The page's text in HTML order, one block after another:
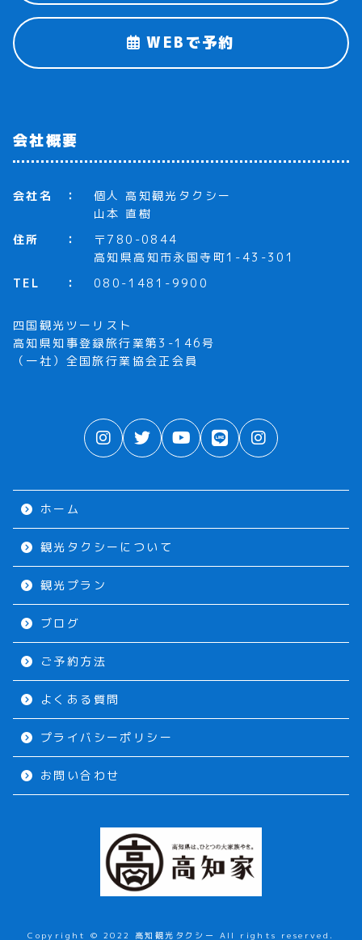
WEBで予約
会社概要
会社名
個人 高知観光タクシー
山本 直樹
住所
〒780-0844
高知県高知市永国寺町1-43-301
TEL
080-1481-9900
四国観光ツーリスト
高知県知事登録旅行業第3-146号
（一社）全国旅行業協会正会員
ホーム
観光タクシーについて
観光プラン
ブログ
ご予約方法
よくある質問
プライバシーポリシー
お問い合わせ
Copyright © 2022 高知観光タクシー All rights reserved.